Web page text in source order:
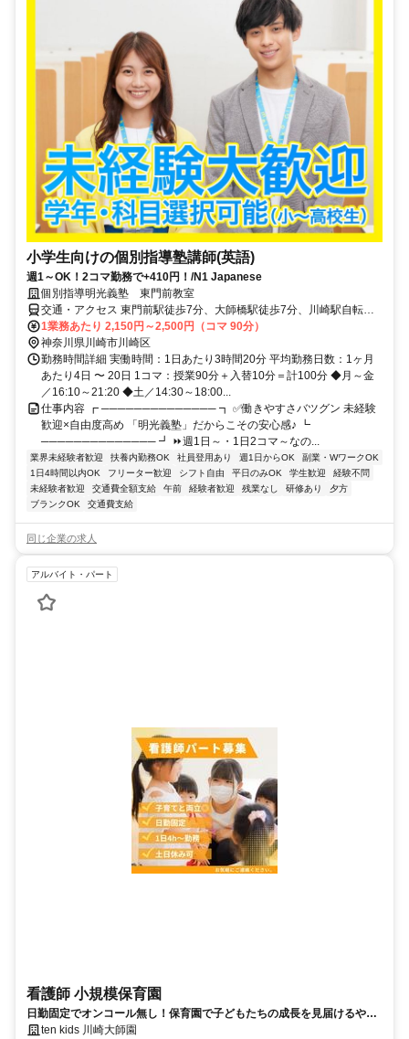
小学生向けの個別指導塾講師(英語)
週1～OK！2コマ勤務で+410円！/N1 Japanese
個別指導明光義塾 東門前教室
交通・アクセス 東門前駅徒歩7分、大師橋駅徒歩7分、川崎駅自転車
18分、自転車・バス・バイク通勤可（応相談）
1業務あたり 2,150円～2,500円（コマ 90分）
神奈川県川崎市川崎区
勤務時間詳細 実働時間：1日あたり3時間20分 平均勤務日数：1ヶ月
あたり4日 〜 20日 1コマ：授業90分＋入替10分＝計100分 ◆月～金
／16:10～21:20 ◆土／14:30～18:00...
仕事内容 ┏ ────────────── ┓ ✅働きやすさバツグン 未経験
歓迎×自由度高め 「明光義塾」だからこその安心感♪ ┗
────────────── ┛ ⏩週1日～・1日2コマ～なの...
業界未経験者歓迎 扶養内勤務OK 社員登用あり 週1日からOK
副業・WワークOK
1日4時間以内OK
フリーター歓迎 シフト自由 平日のみOK 学生歓迎
経験不問
未経験者歓迎
交通費全額支給 午前 経験者歓迎 残業なし 研修あり
夕方
ブランクOK
交通費支給
同じ企業の求人
アルバイト・パート
看護師 小規模保育園
日勤固定でオンコール無し！保育園で子どもたちの成長を見届けるやり
がいも！土日休み相談可
ten kids 川崎大師園